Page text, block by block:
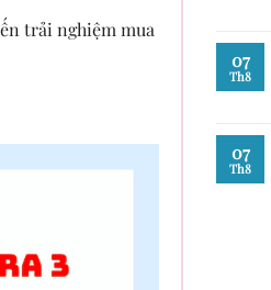
trải nghiệm mua
07
Th8
07
Th8